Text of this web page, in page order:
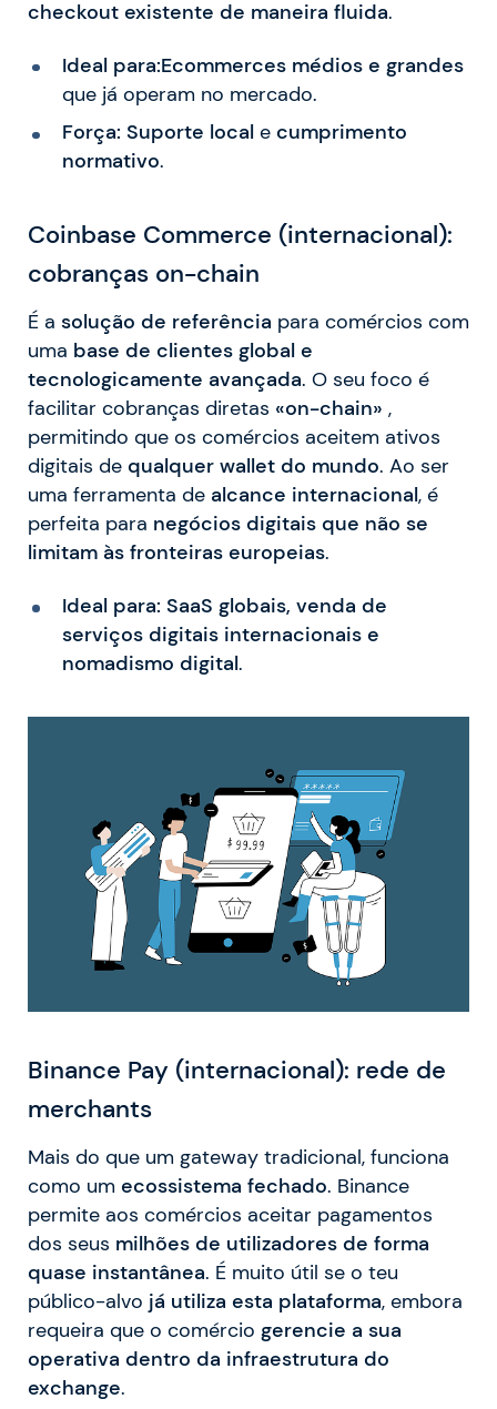
checkout existente de maneira fluida.
Ideal para:Ecommerces médios e grandes
que já operam no mercado.
Força: Suporte locale cumprimento
normativo.
Coinbase Commerce (internacional):
cobranças on-chain
É a solução de referência para comércios com
uma base de clientes global e
tecnologicamente avançada. O seu foco é
facilitar cobranças diretas «on-chain» ,
permitindo que os comércios aceitem ativos
digitais de qualquer wallet do mundo. Ao ser
uma ferramenta de alcance internacional, é
perfeita para negócios digitais que não se
limitam às fronteiras europeias.
Ideal para: SaaS globais, venda de
serviços digitais internacionais e
nomadismo digital.
Binance Pay (internacional): rede de
merchants
Mais do que um gateway tradicional, funciona
como um ecossistema fechado. Binance
permite aos comércios aceitar pagamentos
dos seus milhões de utilizadores de forma
quase instantânea. É muito útil se o teu
público-alvo já utiliza esta plataforma, embora
requeira que o comércio gerencie a sua
operativa dentro da infraestrutura do
exchange.